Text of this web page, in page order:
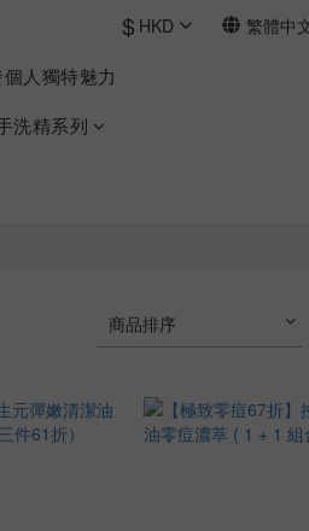
$ HKD 繁體中
人獨特魅力
洗精系列
商品排序